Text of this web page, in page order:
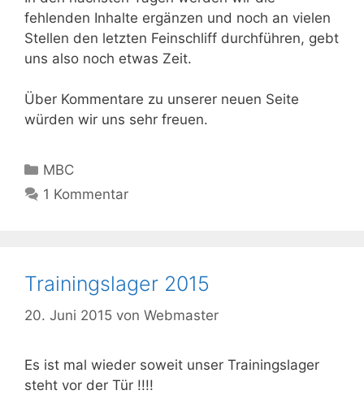
fehlenden Inhalte ergänzen und noch an vielen
Stellen den letzten Feinschliff durchführen, gebt
uns also noch etwas Zeit.
Über Kommentare zu unserer neuen Seite
würden wir uns sehr freuen.
Kategorien
MBC
1 Kommentar
Trainingslager 2015
20. Juni 2015 von Webmaster
Es ist mal wieder soweit unser Trainingslager
steht vor der Tür !!!!